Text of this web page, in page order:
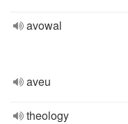
avowal
aveu
theology